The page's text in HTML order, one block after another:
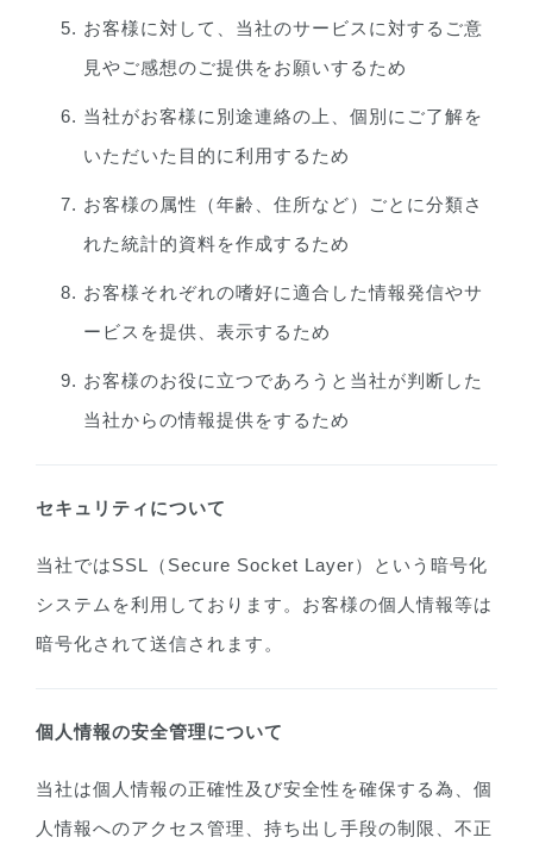
お客様に対して、当社のサービスに対するご意
見やご感想のご提供をお願いするため
当社がお客様に別途連絡の上、個別にご了解を
いただいた目的に利用するため
お客様の属性（年齢、住所など）ごとに分類さ
れた統計的資料を作成するため
お客様それぞれの嗜好に適合した情報発信やサ
ービスを提供、表示するため
お客様のお役に立つであろうと当社が判断した
当社からの情報提供をするため
セキュリティについて
当社ではSSL（Secure Socket Layer）という暗号化
システムを利用しております。お客様の個人情報等は
暗号化されて送信されます。
個人情報の安全管理について
当社は個人情報の正確性及び安全性を確保する為、個
人情報へのアクセス管理、持ち出し手段の制限、不正